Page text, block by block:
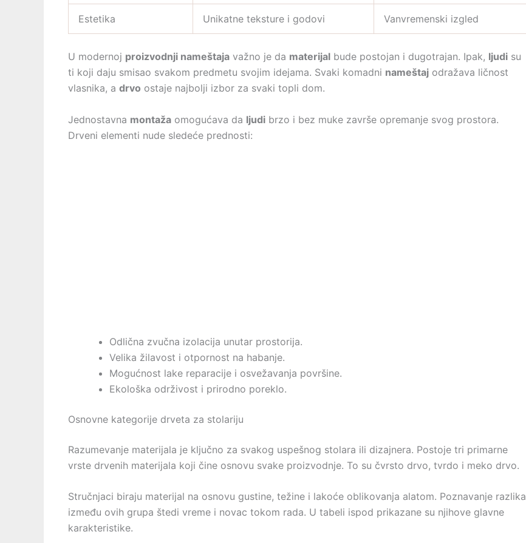
Estetika Unikatne teksture i godovi Vanvremenski izgled
U modernoj proizvodnji nameštaja važno je da materijal bude postojan i dugotrajan. Ipak, ljudi su
ti koji daju smisao svakom predmetu svojim idejama. Svaki komadni nameštaj odražava ličnost
vlasnika, a drvo ostaje najbolji izbor za svaki topli dom.
Jednostavna montaža omogućava da ljudi brzo i bez muke završe opremanje svog prostora.
Drveni elementi nude sledeće prednosti:
Odlična zvučna izolacija unutar prostorija.
Velika žilavost i otpornost na habanje.
Mogućnost lake reparacije i osvežavanja površine.
Ekološka održivost i prirodno poreklo.
Osnovne kategorije drveta za stolariju
Razumevanje materijala je ključno za svakog uspešnog stolara ili dizajnera. Postoje tri primarne
vrste drvenih materijala koji čine osnovu svake proizvodnje. To su čvrsto drvo, tvrdo i meko drvo.
Stručnjaci biraju materijal na osnovu gustine, težine i lakoće oblikovanja alatom. Poznavanje razlika
između ovih grupa štedi vreme i novac tokom rada. U tabeli ispod prikazane su njihove glavne
karakteristike.